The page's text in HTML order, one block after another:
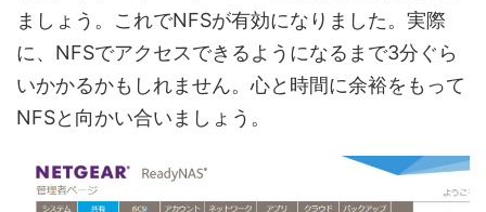
ましょう。これでNFSが有効になりました。実際
に、NFSでアクセスできるようになるまで3分ぐら
いかかるかもしれません。心と時間に余裕をもって
NFSと向かい合いましょう。